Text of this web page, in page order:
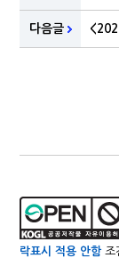
다음글
락표시 적용 안함조